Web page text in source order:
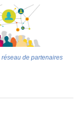
réseau de partenaires